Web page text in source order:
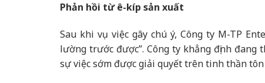
Phản hồi từ ê-kíp sản xuất
Sau khi vụ việc gây chú ý, Công ty M-TP
lường trước được”. Công ty khẳng định
sự việc sớm được giải quyết trên tinh thần